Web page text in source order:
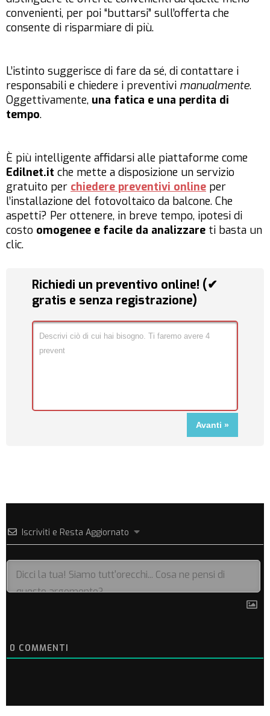
convenienti, per poi “buttarsi” sull’offerta che
consente di risparmiare di più.
L’istinto suggerisce di fare da sé, di contattare i
responsabili e chiedere i preventivi manualmente.
Oggettivamente, una fatica e una perdita di
tempo.
È più intelligente affidarsi alle piattaforme come
Edilnet.it che mette a disposizione un servizio
gratuito per chiedere preventivi online per
l’installazione del fotovoltaico da balcone. Che
aspetti? Per ottenere, in breve tempo, ipotesi di
costo omogenee e facile da analizzare ti basta un
clic.
Richiedi un preventivo online! (✔
gratis e senza registrazione)
Iscriviti e Resta Aggiornato
0 COMMENTI